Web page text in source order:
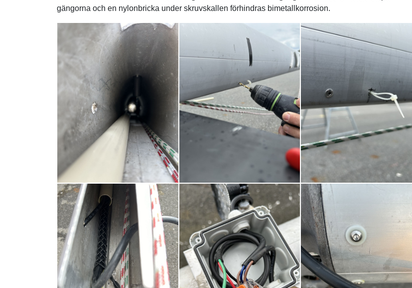
gängorna och en nylonbricka under skruvskallen förhindras bimetallkorrosion.